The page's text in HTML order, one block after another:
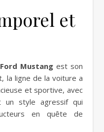
et
Ford Mustang est son
la ligne de la voiture a
et sportive, avec
un style agressif qui
en quête de